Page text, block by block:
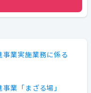
業実施業務に係る
業「まざる場」